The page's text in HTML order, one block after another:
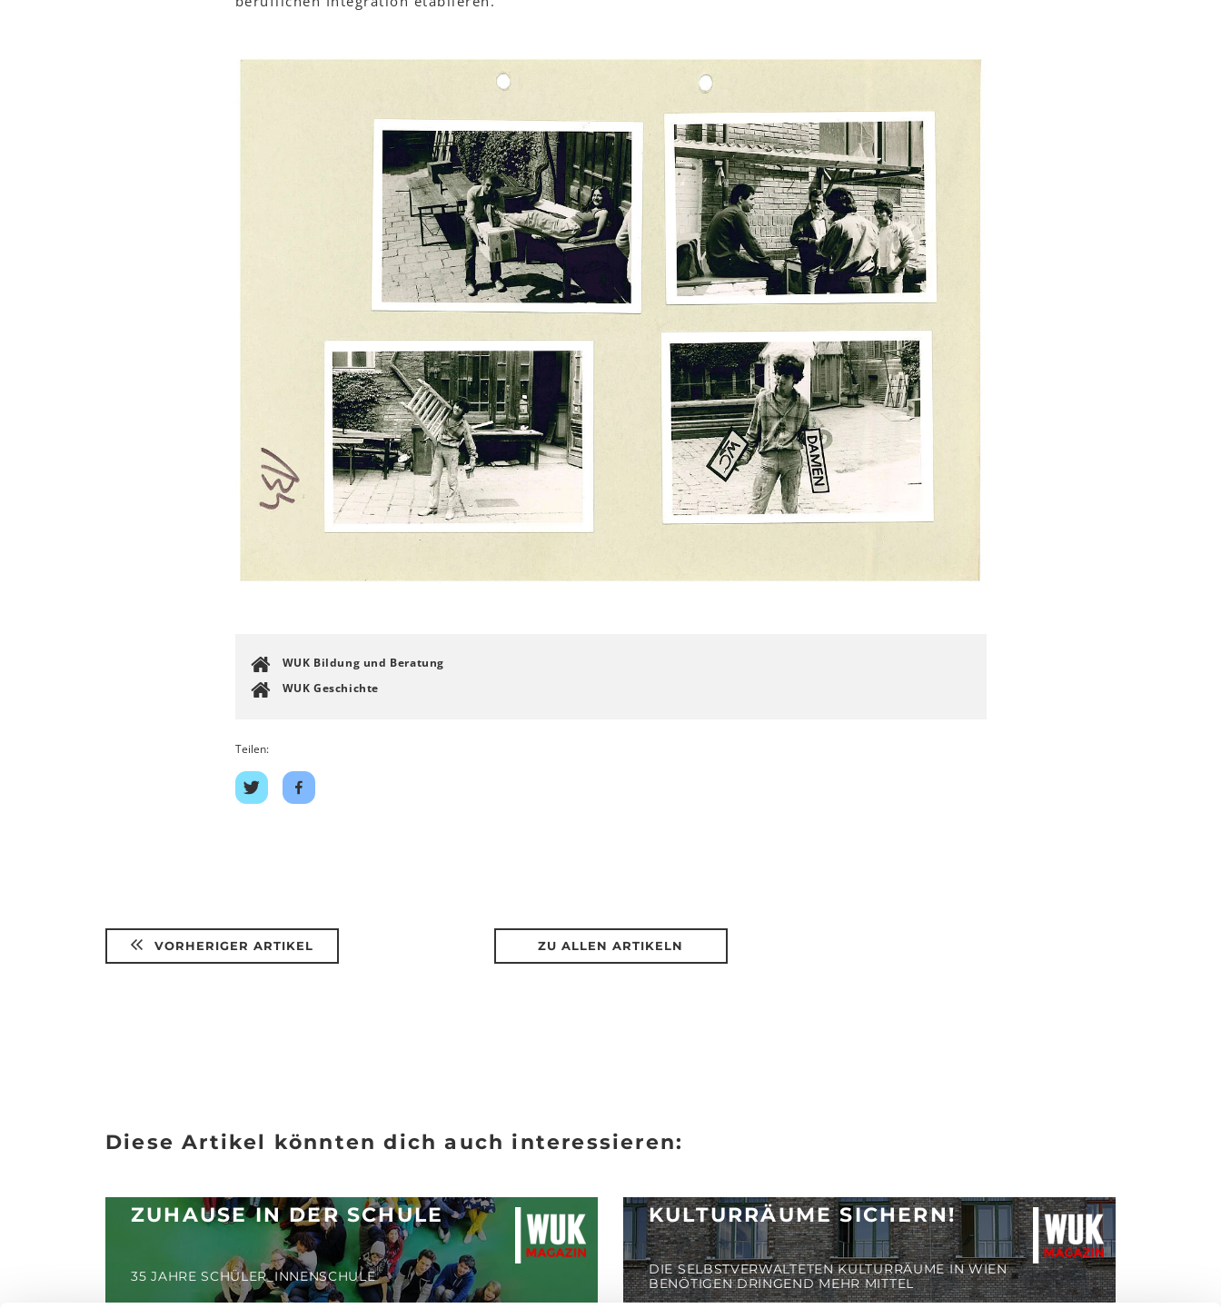
WUK Bildung und Beratung
WUK Geschichte
Teilen:
Auf
Twitter
Auf
Facebook
VORHERIGER ARTIKEL ZU ALLEN ARTIKELN
Diese Artikel könnten dich auch interessieren:
ZUHAUSE IN DER SCHULE
35 JAHRE SCHÜLER_INNENSCHULE
KULTURRÄUME SICHERN!
DIE SELBSTVERWALTETEN KULTURRÄUME IN WIEN
BENÖTIGEN DRINGEND MEHR MITTEL